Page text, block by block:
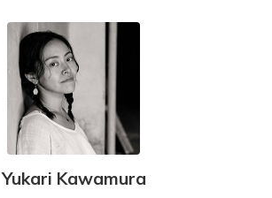
Yukari Kawamura